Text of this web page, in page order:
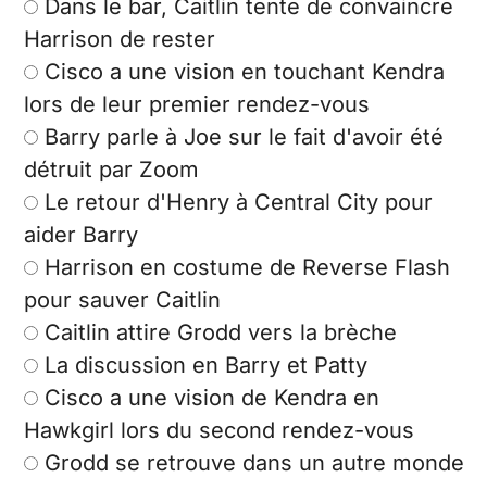
Dans le bar, Caitlin tente de convaincre
Harrison de rester
Cisco a une vision en touchant Kendra
lors de leur premier rendez-vous
Barry parle à Joe sur le fait d'avoir été
détruit par Zoom
Le retour d'Henry à Central City pour
aider Barry
Harrison en costume de Reverse Flash
pour sauver Caitlin
Caitlin attire Grodd vers la brèche
La discussion en Barry et Patty
Cisco a une vision de Kendra en
Hawkgirl lors du second rendez-vous
Grodd se retrouve dans un autre monde